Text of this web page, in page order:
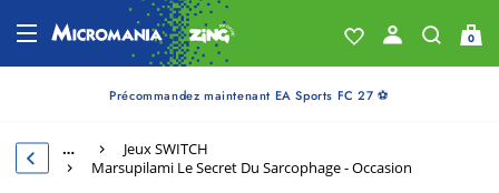
0
Précommandez maintenant EA Sports FC 27 ⚽
…
Jeux SWITCH
Marsupilami Le Secret Du Sarcophage - Occasion